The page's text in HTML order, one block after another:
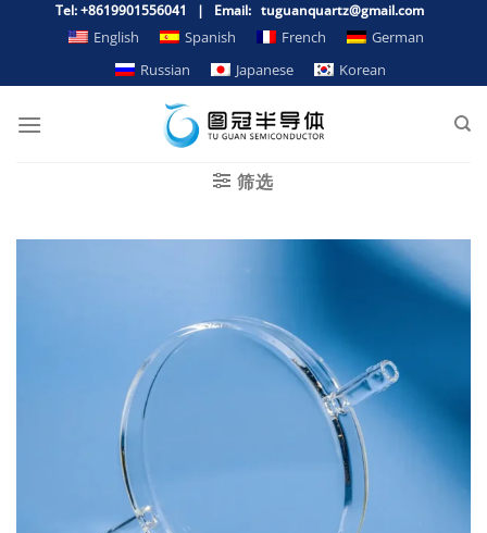
Tel: +8619901556041 | Email: tuguanquartz@gmail.com
English Spanish French
German
Russian
Japanese Korean
筛选